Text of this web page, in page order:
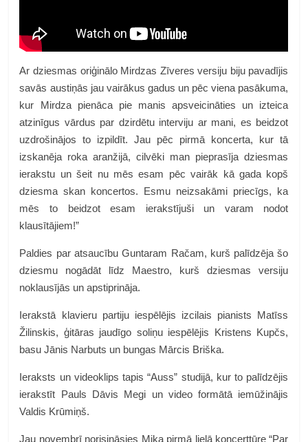
Ar dziesmas oriģinālo Mirdzas Zīveres versiju biju pavadījis
savās austiņās jau vairākus gadus un pēc viena pasākuma,
kur Mirdza pienāca pie manis apsveicināties un izteica
atzinīgus vārdus par dzirdētu interviju ar mani, es beidzot
uzdrošinājos to izpildīt. Jau pēc pirmā koncerta, kur tā
izskanēja roka aranžijā, cilvēki man pieprasīja dziesmas
ierakstu un šeit nu mēs esam pēc vairāk kā gada kopš
dziesma skan koncertos. Esmu neizsakāmi priecīgs, ka
mēs to beidzot esam ierakstījuši un varam nodot
klausītājiem!”
Paldies par atsaucību Guntaram Račam, kurš palīdzēja šo
dziesmu nogādāt līdz Maestro, kurš dziesmas versiju
noklausījās un apstiprināja.
Ierakstā klavieru partiju iespēlējis izcilais pianists Matīss
Žilinskis, ģitāras jaudīgo soliņu iespēlējis Kristens Kupčs,
basu Jānis Narbuts un bungas Mārcis Briška.
Ieraksts un videoklips tapis “Auss” studijā, kur to palīdzējis
ierakstīt Pauls Dāvis Megi un video formātā iemūžinājis
Valdis Krūmiņš.
Jau novembrī norisināsies Mika pirmā lielā koncerttūre “Par